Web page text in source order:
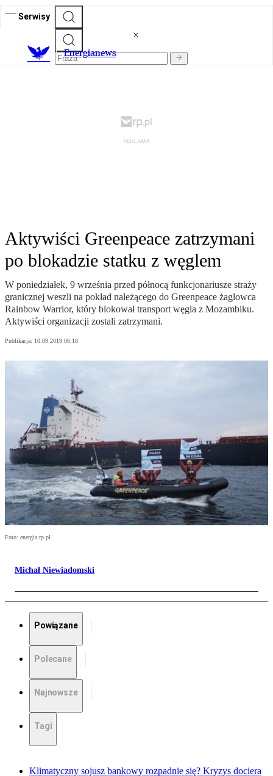
Serwisy
Energianews
Aktywiści Greenpeace zatrzymani
po blokadzie statku z węglem
W poniedziałek, 9 września przed północą funkcjonariusze straży
granicznej weszli na pokład należącego do Greenpeace żaglowca
Rainbow Warrior, który blokował transport węgla z Mozambiku.
Aktywiści organizacji zostali zatrzymani.
Publikacja: 10.09.2019 06:18
Foto: energia.rp.pl
Michał Niewiadomski
Powiązane
Polecane
Najnowsze
Tagi
Klimatyczny sojusz bankowy rozpadnie się? Kryzys dociera